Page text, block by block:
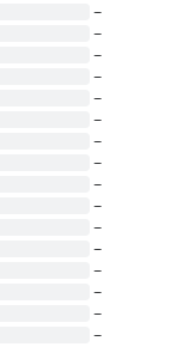
~
~
~
~
~
~
~
~
~
~
~
~
~
~
~
~